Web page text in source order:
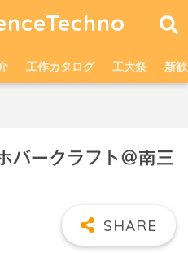
工作カタログ 工大祭 新歓
ークラフト＠南三